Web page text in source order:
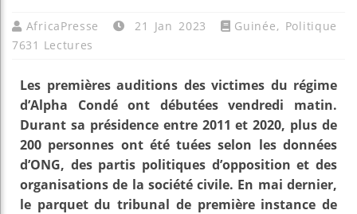
AfricaPresse 21 Jan 2023 Guinée, Politique
7631 Lectures
Les premières auditions des victimes du régime
d’Alpha Condé ont débutées vendredi matin.
Durant sa présidence entre 2011 et 2020, plus de
200 personnes ont été tuées selon les données
d’ONG, des partis politiques d’opposition et des
organisations de la société civile. En mai dernier,
le parquet du tribunal de première instance de